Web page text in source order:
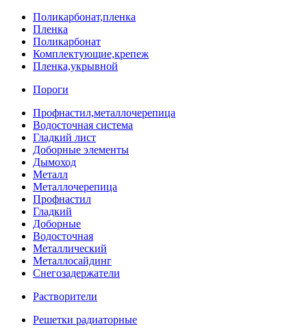
Поликарбонат,пленка
Пленка
Поликарбонат
Комплектующие,крепеж
Пленка,укрывной
Пороги
Профнастил,металлочерепица
Водосточная система
Гладкий лист
Доборные элементы
Дымоход
Металл
Металлочерепица
Профнастил
Гладкий
Доборные
Водосточная
Металлический
Металлосайдинг
Снегозадержатели
Растворители
Решетки радиаторные